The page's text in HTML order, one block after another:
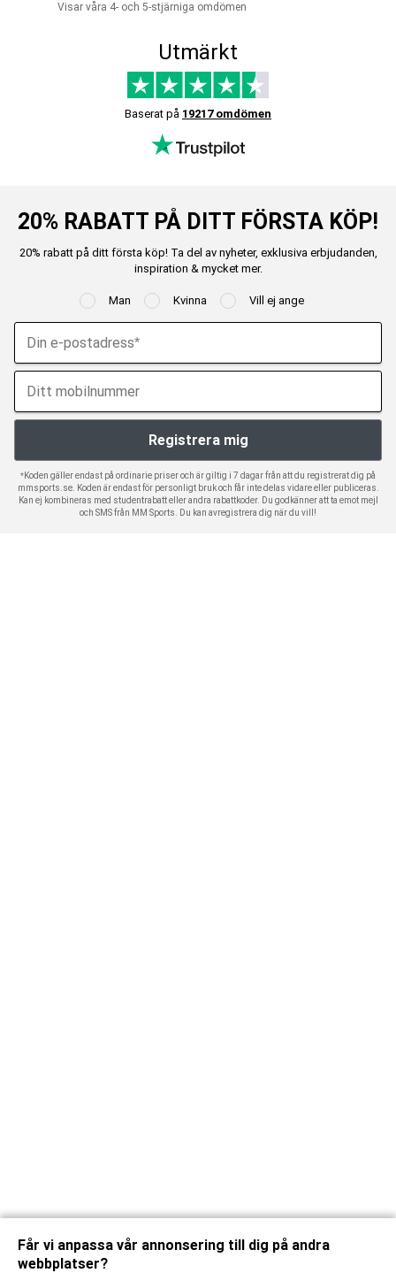
Visar våra 4- och 5-stjärniga omdömen
Utmärkt
Baserat på 19217 omdömen
20% RABATT PÅ DITT FÖRSTA KÖP!
20% rabatt på ditt första köp! Ta del av nyheter, exklusiva erbjudanden,
inspiration & mycket mer.
Man Kvinna Vill ej ange
*Koden gäller endast på ordinarie priser och är giltig i 7 dagar från att du registrerat dig på
mmsports.se. Koden är endast för personligt bruk och får inte delas vidare eller publiceras.
Kan ej kombineras med studentrabatt eller andra rabattkoder. Du godkänner att ta emot mejl
och SMS från MM Sports. Du kan avregistrera dig när du vill!
Får vi anpassa vår annonsering till dig på andra
webbplatser?